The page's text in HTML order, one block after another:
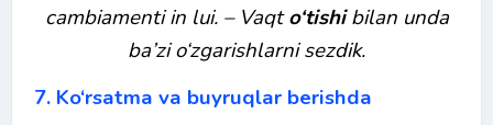
cambiamenti in lui. – Vaqto‘tishibilan unda
ba’zi o‘zgarishlarni sezdik.
7. Ko‘rsatma va buyruqlar berishda